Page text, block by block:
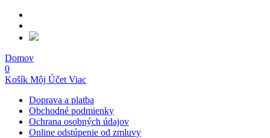
Domov
0
Košík Môj Účet Viac
Doprava a platba
Obchodné podmienky
Ochrana osobných údajov
Online odstúpenie od zmluvy